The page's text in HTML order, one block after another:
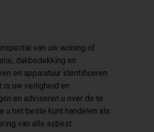
van uw woning of
dakbedekking en
en apparatuur identificeren
is uw veiligheid en
en adviseren u over de te
u het beste kunt handelen als
van alle asbest.